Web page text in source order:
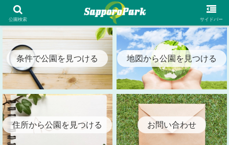
札幌市内の全公園情報を検索出来る札幌パーク（SapporoPark）
条件で公園を見つける 地図から公園を見つける
住所から公園を見つける お問い合わせ
公園検索 サイドバー